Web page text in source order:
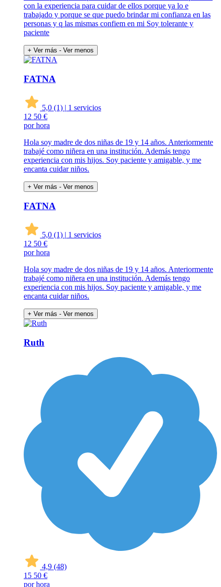
con la experiencia para cuidar de ellos porque ya lo e
trabajado y porque se que puedo brindar mi confianza en las
personas y q las mismas confiem en mi Soy tolerante y
paciente
+ Ver más - Ver menos
FATNA
5,0 (1) | 1 servicios
12 50 €
por hora
Hola soy madre de dos niñas de 19 y 14 años. Anteriormente
trabajé como niñera en una institución. Además tengo
experiencia con mis hijos. Soy paciente y amigable, y me
encanta cuidar niños.
+ Ver más - Ver menos
FATNA
5,0 (1) | 1 servicios
12 50 €
por hora
Hola soy madre de dos niñas de 19 y 14 años. Anteriormente
trabajé como niñera en una institución. Además tengo
experiencia con mis hijos. Soy paciente y amigable, y me
encanta cuidar niños.
+ Ver más - Ver menos
Ruth
4,9 (48)
15 50 €
por hora